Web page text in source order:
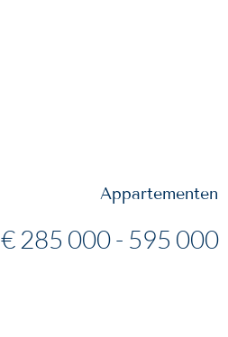
Appartementen
€ 285 000 - 595 000